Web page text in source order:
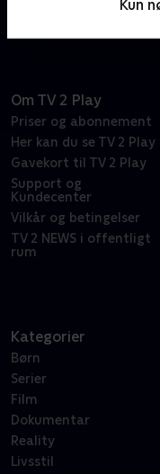
Kun
Om TV 2 Play
Priser og abonnement
Her kan du se TV 2 Play
Gavekort til TV 2 Play
Support og
Kundecenter
Vilkår og betingelser
TV 2 NEWS i offentligt
rum
Kategorier
Børn
Serier
Film
Dokumentar
Reality
Livsstil